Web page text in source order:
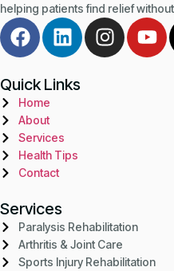
helping patients find relief
Quick Links
Home
About
Services
Health Tips
Contact
Services
Paralysis Rehabilitation
Arthritis & Joint Care
Sports Injury Rehabilitation